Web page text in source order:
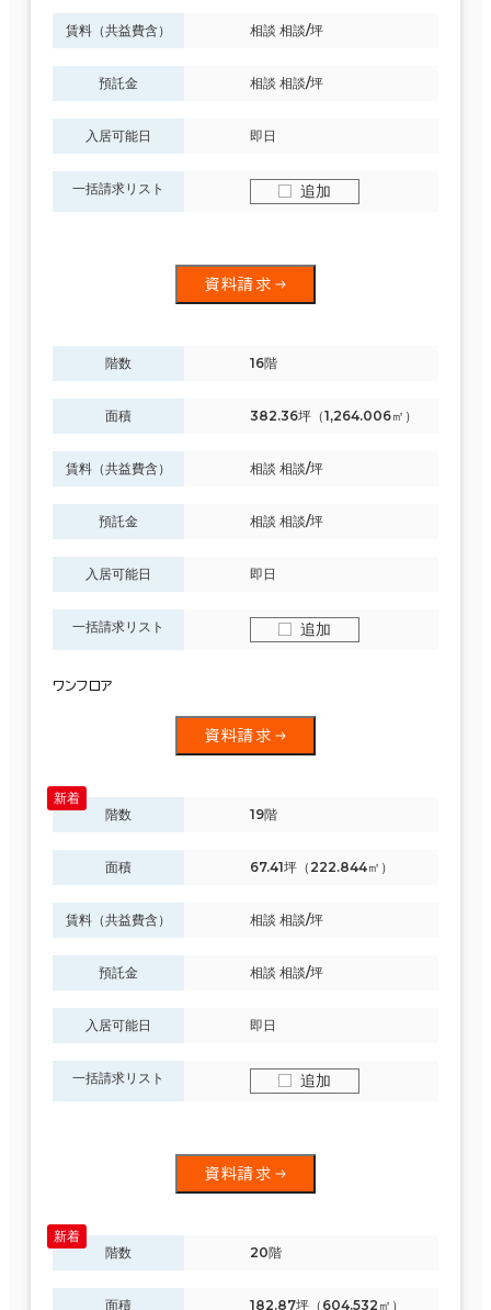
賃料（共益費含） 相談 相談/坪
預託金 相談 相談/坪
入居可能日 即日
一括請求リスト 追加
資料請求
階数 16階
面積 382.36坪（1,264.006㎡）
賃料（共益費含） 相談 相談/坪
預託金 相談 相談/坪
入居可能日 即日
一括請求リスト 追加
ワンフロア
資料請求
階数 19階
面積 67.41坪（222.844㎡）
賃料（共益費含） 相談 相談/坪
預託金 相談 相談/坪
入居可能日 即日
一括請求リスト 追加
資料請求
階数 20階
面積 182.87坪（604.532㎡）